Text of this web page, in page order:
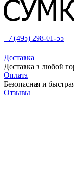
+7 (495) 298-01-55
Доставка
Доставка в любой
Оплата
Безопасная и
Отзывы